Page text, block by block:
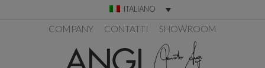
ITALIANO
COMPANY CONTATTI SHOWROOM